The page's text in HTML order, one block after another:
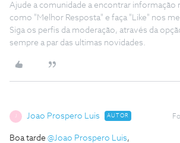
Ajude a comunidade a encontrar informação
como "Melhor Resposta" e faça "Like" nos
Siga os perfis da moderação, através da
sempre a par das ultimas novidades.
J Joao Prospero Luis AUTOR
Boa tarde @Joao Prospero Luis,